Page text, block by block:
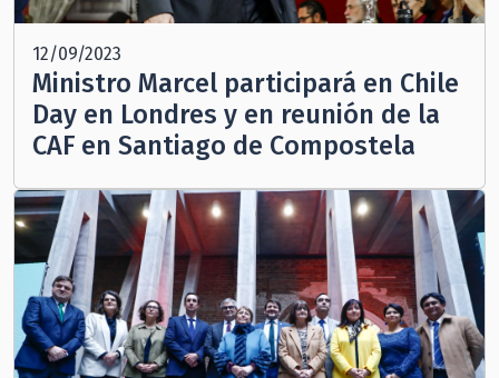
12/09/2023
Ministro Marcel participará en Chile
Day en Londres y en reunión de la
CAF en Santiago de Compostela